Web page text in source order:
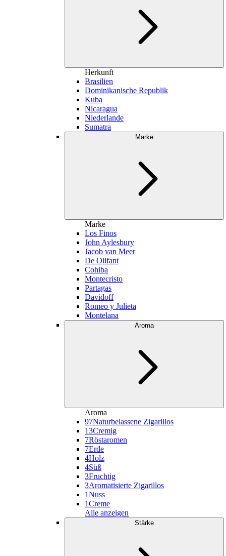
Herkunft
Brasilien
Dominikanische Republik
Kuba
Nicaragua
Niederlande
Sumatra
Marke
Marke
Los Finos
John Aylesbury
Jacob van Meer
De Olifant
Cohiba
Montecristo
Partagas
Davidoff
Romeo y Julieta
Montelana
Aroma
Aroma
97Naturbelassene Zigarillos
13Cremig
7Röstaromen
7Erde
4Holz
4Süß
3Fruchtig
3Aromatisierte Zigarillos
1Nuss
1Creme
Alle anzeigen
Stärke